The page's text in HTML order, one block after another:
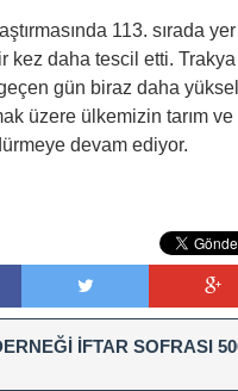
113. sırada
kez daha tescil etti.
geçen gün biraz daha
üzere ülkemizin tarım
devam ediyor.
İFTAR SOFRASI